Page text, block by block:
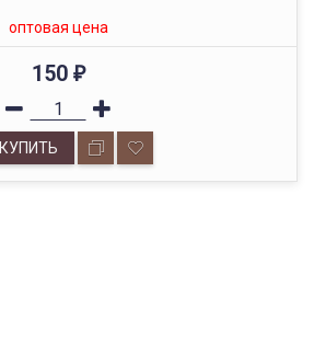
оптовая цена
150 ₽
КУПИТЬ